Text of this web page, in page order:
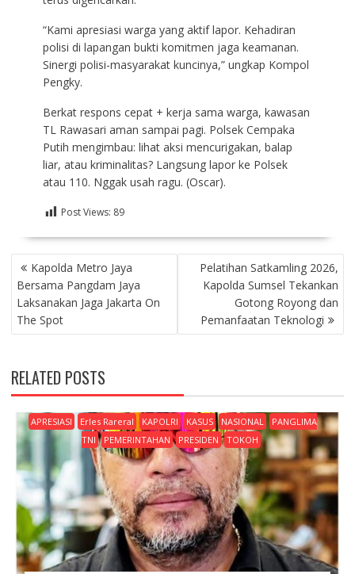
“Kami apresiasi warga yang aktif lapor. Kehadiran
polisi di lapangan bukti komitmen jaga keamanan.
Sinergi polisi-masyarakat kuncinya,” ungkap Kompol
Pengky.
Berkat respons cepat + kerja sama warga, kawasan
TL Rawasari aman sampai pagi. Polsek Cempaka
Putih mengimbau: lihat aksi mencurigakan, balap
liar, atau kriminalitas? Langsung lapor ke Polsek
atau 110. Nggak usah ragu. (Oscar).
Post Views: 89
NAVIGASI
POSKapolda Metro Jaya
Bersama Pangdam Jaya
Laksanakan Jaga Jakarta On
The Spot
Pelatihan Satkamling 2026,
Kapolda Sumsel Tekankan
Gotong Royong dan
Pemanfaatan Teknologi
RELATED POSTS
APRESIASI Erles Rareral KAPOLRI KASUS NASIONAL
PANGLIMA
TNI
PEMERINTAHAN PRESIDEN TOKOH